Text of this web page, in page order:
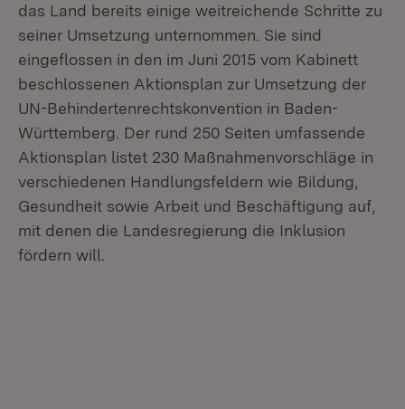
das Land bereits einige weitreichende Schritte zu
seiner Umsetzung unternommen. Sie sind
eingeflossen in den im Juni 2015 vom Kabinett
beschlossenen Aktionsplan zur Umsetzung der
UN-Behindertenrechtskonvention in Baden-
Württemberg. Der rund 250 Seiten umfassende
Aktionsplan listet 230 Maßnahmenvorschläge in
verschiedenen Handlungsfeldern wie Bildung,
Gesundheit sowie Arbeit und Beschäftigung auf,
mit denen die Landesregierung die Inklusion
fördern will.